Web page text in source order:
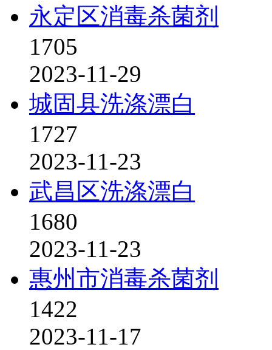
永定区消毒杀菌剂
1705
2023-11-29
城固县洗涤漂白
1727
2023-11-23
武昌区洗涤漂白
1680
2023-11-23
惠州市消毒杀菌剂
1422
2023-11-17